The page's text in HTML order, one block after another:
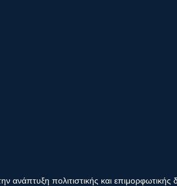
πολιτιστικής και επιμορφωτικής